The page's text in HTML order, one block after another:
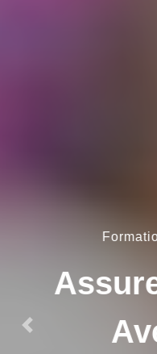
Previous